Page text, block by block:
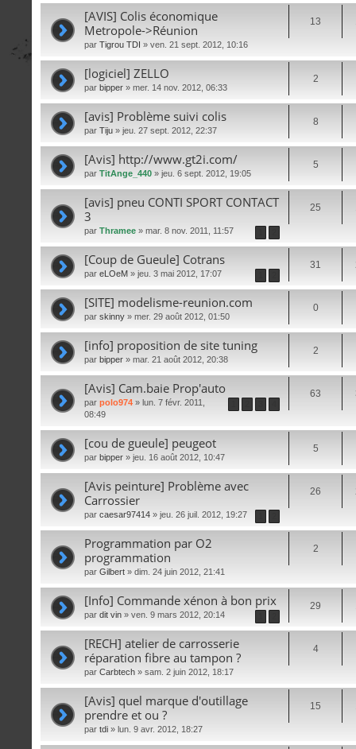
[AVIS] Colis économique
Metropole->Réunion
par Tigrou TDI » ven. 21 sept. 2012, 10:16
13
[logiciel] ZELLO
par bipper » mer. 14 nov. 2012, 06:33
2
[avis] Problème suivi colis
par Tiju » jeu. 27 sept. 2012, 22:37
8
[Avis] http://www.gt2i.com/
par TitAnge_440 » jeu. 6 sept. 2012, 19:05
5
[avis] pneu CONTI SPORT CONTACT
3
par Thramee » mar. 8 nov. 2011, 11:57
25
[Coup de Gueule] Cotrans
par eLOeM » jeu. 3 mai 2012, 17:07
31
[SITE] modelisme-reunion.com
par skinny » mer. 29 août 2012, 01:50
0
[info] proposition de site tuning
par bipper » mar. 21 août 2012, 20:38
2
[Avis] Cam.baie Prop'auto
par polo974 » lun. 7 févr. 2011,
08:49
63
[cou de gueule] peugeot
par bipper » jeu. 16 août 2012, 10:47
5
[Avis peinture] Problème avec
Carrossier
par caesar97414 » jeu. 26 juil. 2012, 19:27
26
Programmation par O2
programmation
par Gilbert » dim. 24 juin 2012, 21:41
2
[Info] Commande xénon à bon prix
par dit vin » ven. 9 mars 2012, 20:14
29
[RECH] atelier de carrosserie
réparation fibre au tampon ?
par Carbtech » sam. 2 juin 2012, 18:17
4
[Avis] quel marque d'outillage
prendre et ou ?
par tdi » lun. 9 avr. 2012, 18:27
15